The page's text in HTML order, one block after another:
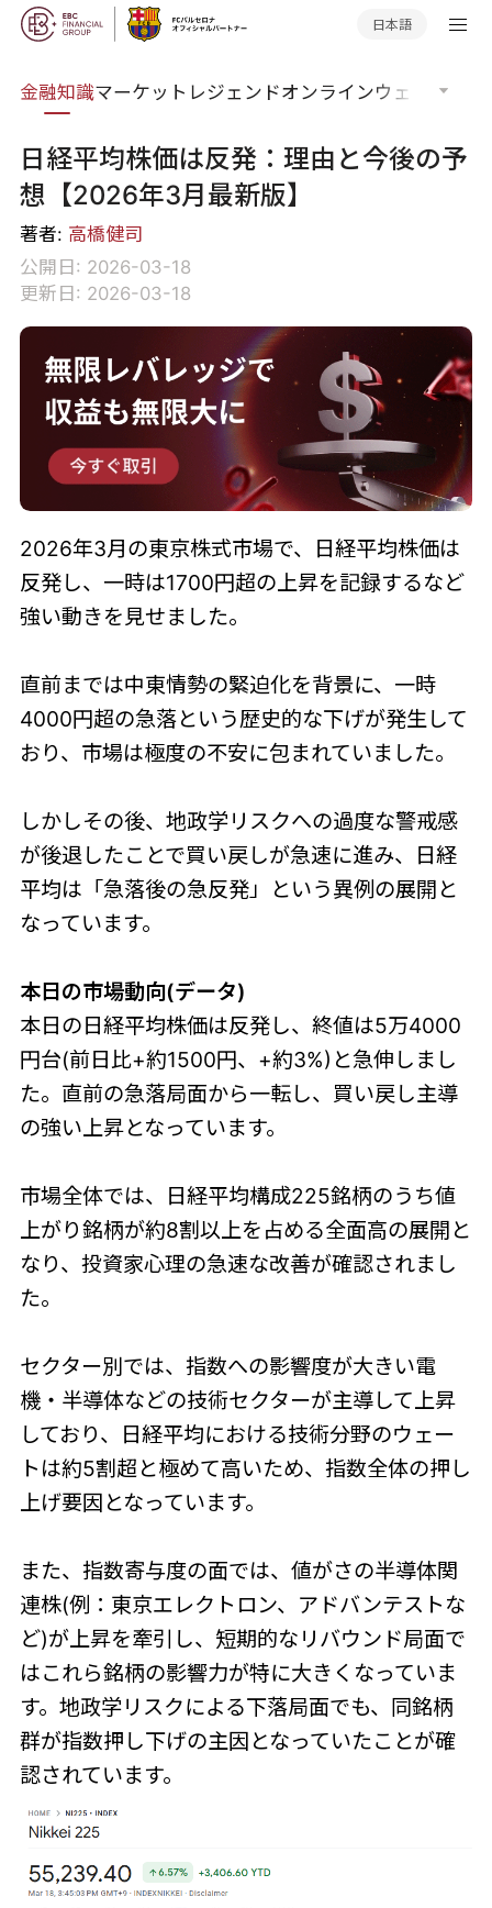
日本語
金融知識マーケットレジェンドオンラインウェビナー
日経平均株価は反発：理由と今後の予
想【2026年3月最新版】
著者: 高橋健司
公開日: 2026-03-18
更新日: 2026-03-18
2026年3月の東京株式市場で、日経平均株価は
反発し、一時は1700円超の上昇を記録するなど
強い動きを見せました。
直前までは中東情勢の緊迫化を背景に、一時
4000円超の急落という歴史的な下げが発生して
おり、市場は極度の不安に包まれていました。
しかしその後、地政学リスクへの過度な警戒感
が後退したことで買い戻しが急速に進み、日経
平均は「急落後の急反発」という異例の展開と
なっています。
本日の市場動向(データ)
本日の日経平均株価は反発し、終値は5万4000
円台(前日比+約1500円、+約3%)と急伸しまし
た。直前の急落局面から一転し、買い戻し主導
の強い上昇となっています。
市場全体では、日経平均構成225銘柄のうち値
上がり銘柄が約8割以上を占める全面高の展開と
なり、投資家心理の急速な改善が確認されまし
た。
セクター別では、指数への影響度が大きい電
機・半導体などの技術セクターが主導して上昇
しており、日経平均における技術分野のウェー
トは約5割超と極めて高いため、指数全体の押し
上げ要因となっています。
また、指数寄与度の面では、値がさの半導体関
連株(例：東京エレクトロン、アドバンテストな
ど)が上昇を牽引し、短期的なリバウンド局面で
はこれら銘柄の影響力が特に大きくなっていま
す。地政学リスクによる下落局面でも、同銘柄
群が指数押し下げの主因となっていたことが確
認されています。